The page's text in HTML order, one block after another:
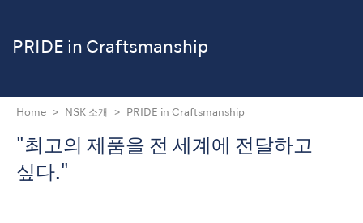
PRIDE in Craftsmanship
Home NSK 소개 PRIDE in Craftsmanship
"최고의 제품을 전 세계에 전달하고
싶다."